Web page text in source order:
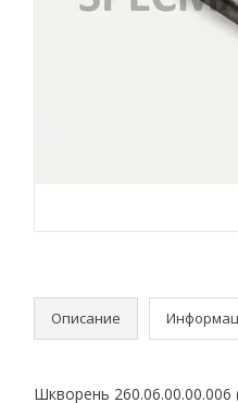
Описание
Шкворень